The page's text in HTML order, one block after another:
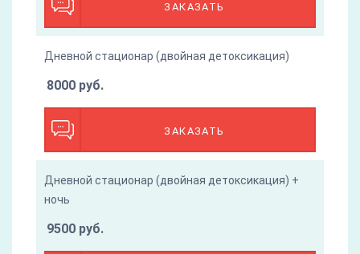
ЗАКАЗАТЬ
Дневной стационар (двойная детоксикация)
ЗАКАЗАТЬ
8000 руб.
Дневной стационар (двойная детоксикация) +
ночь
9500 руб.